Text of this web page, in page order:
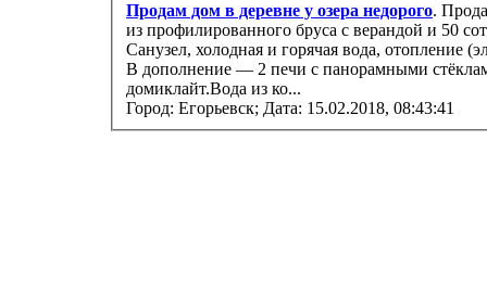
Продам дом в деревне у озера недорого.
из профилированного бруса с верандой и 50 соток ижс. Полный комфорт квартиры.
Санузел, холодная и горячая вода, отопление (электрические радиаторы), русская баня.
В дополнение — 2 печи с панорамными
домиклайт.Вода из ко...
Город: Егорьевск; Дата: 15.02.2018, 08:43:41